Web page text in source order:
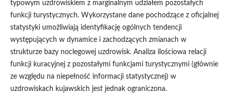
typowym uzdrowiskiem z marginalnym udziałem pozostałych
funkcji turystycznych. Wykorzystane dane pochodzące z oficjalnej
statystyki umożliwiają identyfikację ogólnych tendencji
występujących w dynamice i zachodzących zmianach w
strukturze bazy noclegowej uzdrowisk. Analiza ilościowa relacji
funkcji kuracyjnej z pozostałymi funkcjami turystycznymi (głównie
ze względu na niepełność informacji statystycznej) w
uzdrowiskach kujawskich jest jednak ograniczona.